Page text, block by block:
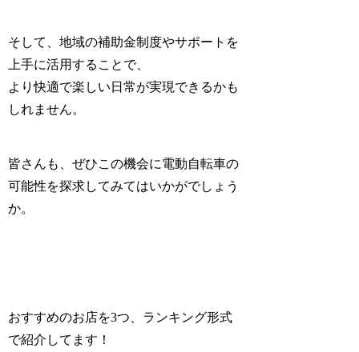
そして、地域の補助金制度やサポートを
上手に活用することで、
より快適で楽しい日常が実現できるかも
しれません。
皆さんも、ぜひこの機会に電動自転車の
可能性を探求してみてはいかがでしょう
か。
おすすめのお店を3つ、ランキング形式
で紹介してます！